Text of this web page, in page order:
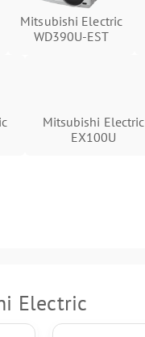
Mitsubishi Electric
WD390U-EST
Mitsubishi Electric
EX100U
Electric